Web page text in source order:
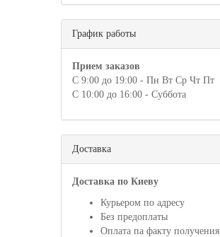
График работы
Прием заказов
С 9:00 до 19:00 - Пн Вт Ср Чт Пт
С 10:00 до 16:00 - Суббота
Доставка
Доставка по Киеву
Курьером по адресу
Без предоплаты
Оплата па факту получения